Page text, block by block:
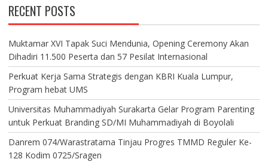
RECENT POSTS
Muktamar XVI Tapak Suci Mendunia, Opening Ceremony Akan
Dihadiri 11.500 Peserta dan 57 Pesilat Internasional
Perkuat Kerja Sama Strategis dengan KBRI Kuala Lumpur,
Program hebat UMS
Universitas Muhammadiyah Surakarta Gelar Program Parenting
untuk Perkuat Branding SD/MI Muhammadiyah di Boyolali
Danrem 074/Warastratama Tinjau Progres TMMD Reguler Ke-
128 Kodim 0725/Sragen